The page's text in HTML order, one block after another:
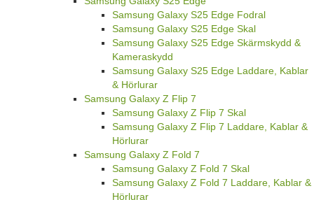
Samsung Galaxy S25 FE Skal
Samsung Galaxy S25 FE Laddare, Kablar &
Hörlurar
Samsung Galaxy S25 Edge
Samsung Galaxy S25 Edge Fodral
Samsung Galaxy S25 Edge Skal
Samsung Galaxy S25 Edge Skärmskydd &
Kameraskydd
Samsung Galaxy S25 Edge Laddare, Kablar
& Hörlurar
Samsung Galaxy Z Flip 7
Samsung Galaxy Z Flip 7 Skal
Samsung Galaxy Z Flip 7 Laddare, Kablar &
Hörlurar